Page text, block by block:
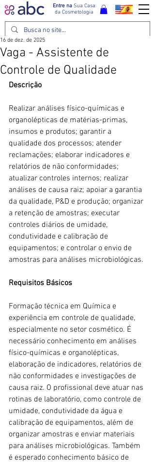
Entre naSua Casa
da Cosmetologia
Vaga - Assistente de
Controle de Qualidade
16 de dez. de 2025
Descrição
Realizar análises físico-químicas e
organolépticas de matérias-primas,
insumos e produtos; garantir a
qualidade dos processos; atender
reclamações; elaborar indicadores e
relatórios de não conformidades;
atualizar controles internos; realizar
análises de causa raiz; apoiar a garantia
da qualidade, P&D e produção; organizar
a retenção de amostras; executar
controles diários de umidade,
condutividade e calibração de
equipamentos; e controlar o envio de
amostras para análises microbiológicas.
Requisitos Básicos
Formação técnica em Química e
experiência em controle de qualidade,
especialmente no setor cosmético. É
necessário conhecimento em análises
físico-químicas e organolépticas,
elaboração de indicadores, relatórios de
não conformidades e investigações de
causa raiz. O profissional deve atuar nas
rotinas de laboratório, como controle de
umidade, condutividade da água e
calibração de equipamentos, além de
organizar amostras e enviar materiais
para análises microbiológicas. Também
é esperado conhecimento básico de